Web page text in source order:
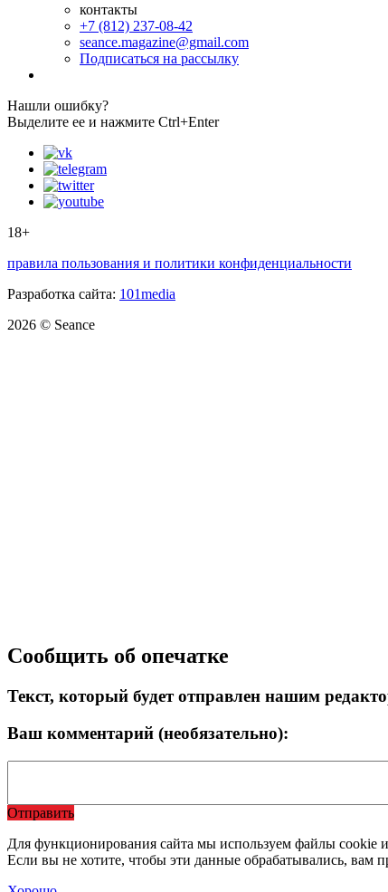
контакты
+7 (812) 237-08-42
seance.magazine@gmail.com
Подписаться на рассылку
Нашли ошибку?
Выделите ее и нажмите Ctrl+Enter
18+
правила пользования и политики конфиденциальности
Разработка сайта: 101media
2026 © Seance
Сообщить об опечатке
Текст, который будет отправлен нашим
Ваш комментарий (необязательно):
Отправить
Для функционирования сайта мы используем файлы cookie
Если вы не хотите, чтобы эти данные обрабатывались, вам